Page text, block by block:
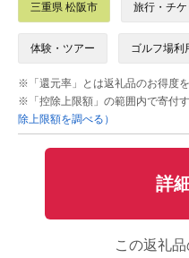
三重県 松阪市 旅行・チ
体験・ツアー ゴルフ場利
※「還元率」とは返礼品のお得度
※「控除上限額」の範囲内で寄付
除上限額を調べる）
詳
この返礼